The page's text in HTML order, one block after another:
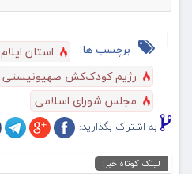
برچسب ها:
استان ایلام
رژیم کودک‌کش صهیونیستی
مجلس شورای اسلامی
به اشتراک بگذارید:
لینک کوتاه خبر: